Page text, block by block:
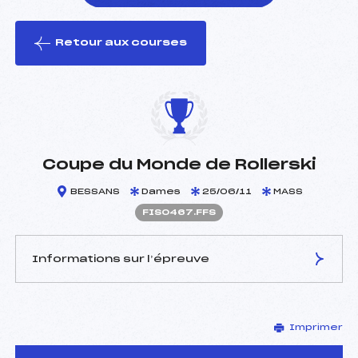
le ski
Retour aux courses
Coupe du Monde de Rollerski
BESSANS Dames 25/06/11 MASS
FIS0467.FFS
Informations sur l’épreuve
9 ()
D.T Adjoint :
–
Imprimer